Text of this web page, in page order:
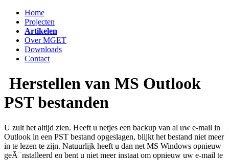
Home
Projecten
Artikelen
Over MGET
Downloads
Contact
Herstellen van MS Outlook
PST bestanden
U zult het altijd zien. Heeft u netjes een backup van al uw e-mail in
Outlook in een PST bestand opgeslagen, blijkt het bestand niet meer
in te lezen te zijn. Natuurlijk heeft u dan net MS Windows opnieuw
geÃ¯nstalleerd en bent u niet meer instaat om opnieuw uw e-mail te